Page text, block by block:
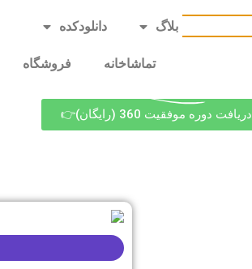
بلاگ دانلودکده
تماشاخانه فروشگاه
دریافت دوره موفقیت 360 (رایگان)👉